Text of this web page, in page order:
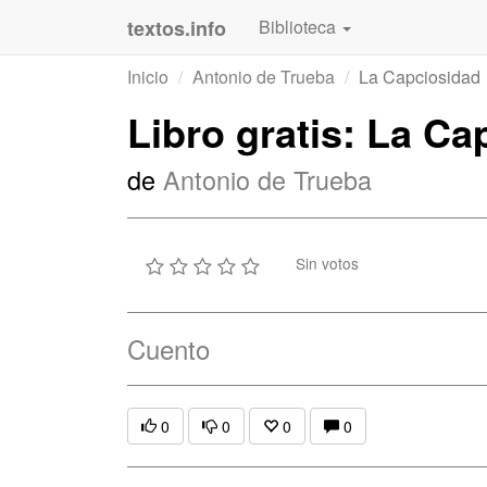
textos.info
Biblioteca
Inicio
Antonio de Trueba La Capciosidad
Libro gratis: La
de Antonio de Trueba
Sin votos
Cuento
0 0 0 0